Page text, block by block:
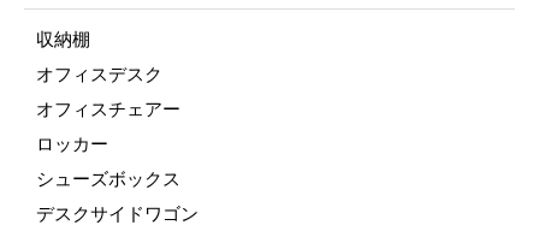
収納棚
オフィスデスク
オフィスチェアー
ロッカー
シューズボックス
デスクサイドワゴン